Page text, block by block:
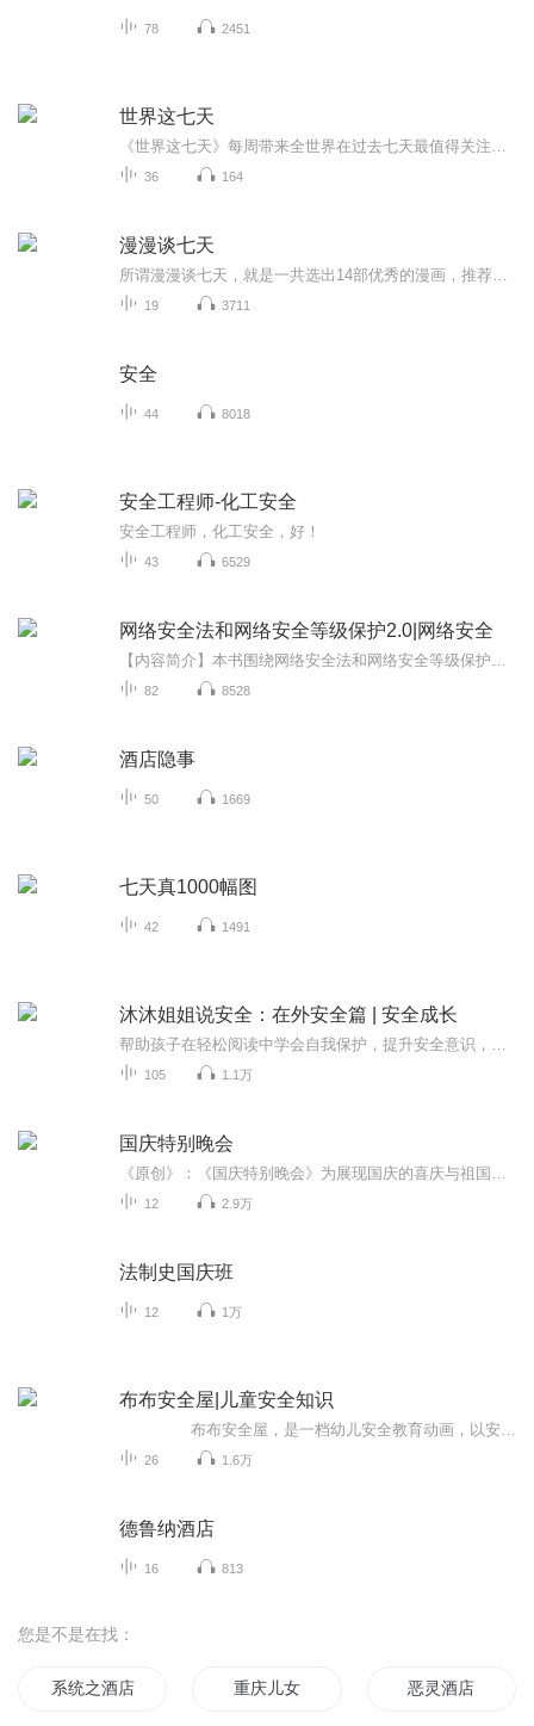
78 2451
世界这七天
36 164
漫漫谈七天
19 3711
安全
44 8018
安全工程师-化工安全
安全工程师，化工安全，好！
43 6529
网络安全法和网络安全等级保护2.0|网络安全
82 8528
酒店隐事
50 1669
七天真1000幅图
42 1491
沐沐姐姐说安全：在外安全篇 | 安全成长
105 1.1万
国庆特别晚会
12 2.9万
法制史国庆班
12 1万
布布安全屋|儿童安全知识
26 1.6万
德鲁纳酒店
16 813
您是不是在找：
系统之酒店大亨 重庆儿女 恶灵酒店